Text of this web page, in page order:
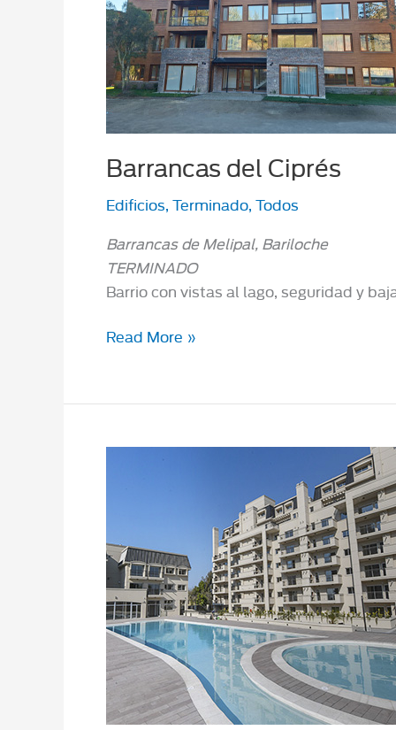
Barrancas del Ciprés
Edificios, Terminado, Todos
Barrancas de Melipal, Bariloche
TERMINADO
Barrio con vistas al lago, seguridad y
Barrancas
Read More »